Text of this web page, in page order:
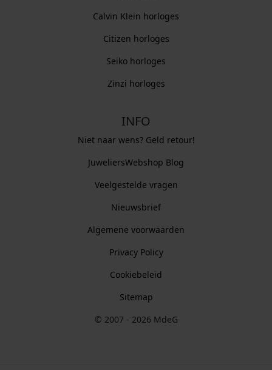
Calvin Klein horloges
Citizen horloges
Seiko horloges
Zinzi horloges
INFO
Niet naar wens? Geld retour!
JuweliersWebshop Blog
Veelgestelde vragen
Nieuwsbrief
Algemene voorwaarden
Privacy Policy
Cookiebeleid
Sitemap
© 2007 - 2026 MdeG